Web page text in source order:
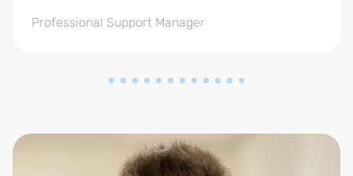
Professional Support Manager